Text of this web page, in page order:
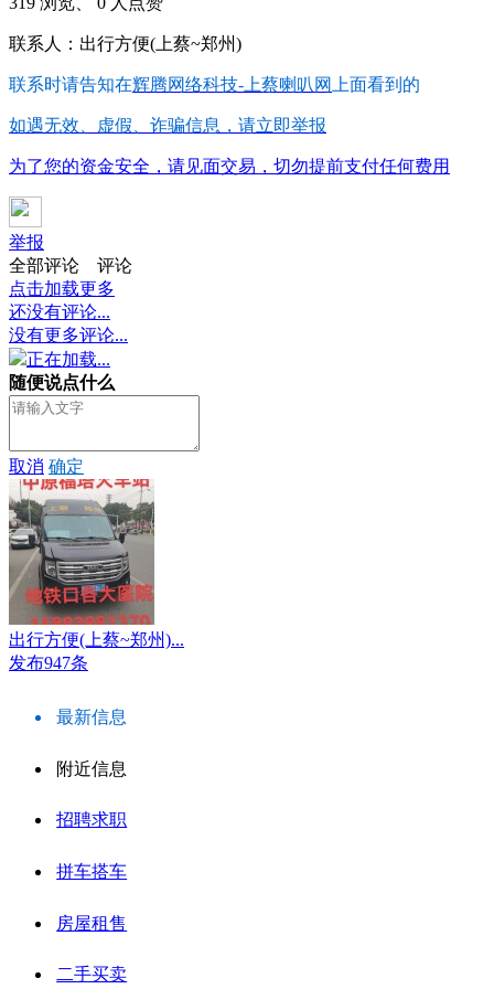
联系人：出行方便(上蔡~郑州)
联系时请告知在辉腾网络科技-上蔡喇叭网 上面看到的
如遇无效、虚假、诈骗信息，请立即举报
为了您的资金安全，请见面交易，切勿提前支付任何费用
举报
全部评论
评论
点击加载更多
还没有评论...
没有更多评论...
正在加载...
随便说点什么
取消 确定
出行方便(上蔡~郑州)...
发布947条
最新信息
附近信息
招聘求职
拼车搭车
房屋租售
二手买卖